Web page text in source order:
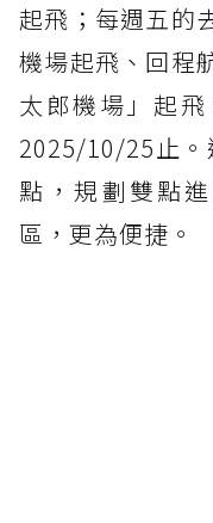
起飛；每週五的
機場起飛、回程
太郎機場」起
2025/10/25止。
點，規劃雙點
區，更為便捷。